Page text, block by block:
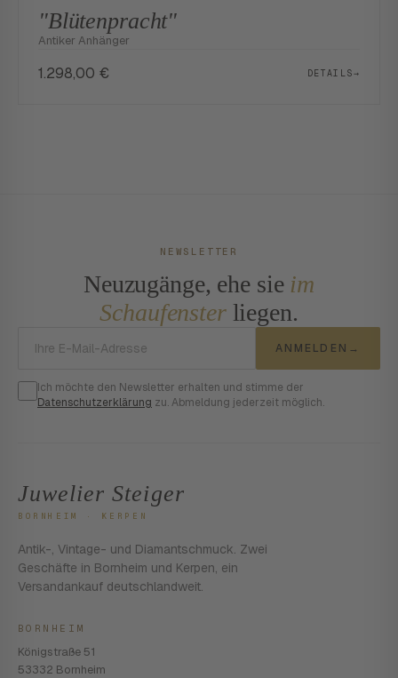
"Blütenpracht"
Antiker Anhänger
1.298,00 € DETAILS→
NEWSLETTER
Neuzugänge, ehe sie im
Schaufensterliegen.
ANMELDEN →
Ich möchte den Newsletter erhalten und stimme der
Datenschutzerklärung zu. Abmeldung jederzeit möglich.
Juwelier Steiger
BORNHEIM · KERPEN
Antik-, Vintage- und Diamantschmuck. Zwei
Geschäfte in Bornheim und Kerpen, ein
Versandankauf deutschlandweit.
BORNHEIM
Königstraße 51
53332 Bornheim